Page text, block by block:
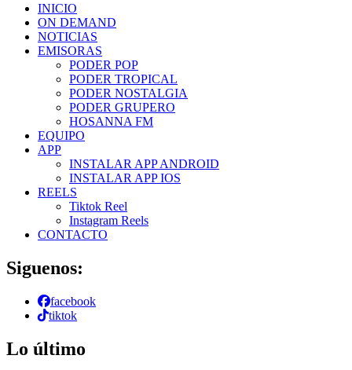
INICIO
ON DEMAND
NOTICIAS
EMISORAS
PODER POP
PODER TROPICAL
PODER NOSTALGIA
PODER GRUPERO
HOSANNA FM
EQUIPO
APP
INSTALAR APP ANDROID
INSTALAR APP IOS
REELS
Tiktok Reel
Instagram Reels
CONTACTO
Siguenos:
facebook
tiktok
Lo último